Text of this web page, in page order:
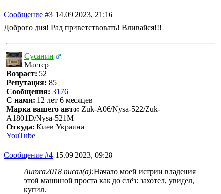
Сообщение #3 14.09.2023, 21:16
Доброго дня! Рад приветствовать! Вливайся!!!
Сусанин
Мастер
Возраст: 52
Репутация: 85
Сообщения: 3176
С нами: 12 лет 6 месяцев
Марка вашего авто: Zuk-A06/Nysa-522/Zuk-
A1801D/Nysa-521M
Откуда: Киев Украина
YouTube
Сообщение #4 15.09.2023, 09:28
Aurora2018 писал(а):Начало моей истрии владения
этой машиной проста как до слёз: захотел, увидел,
купил.